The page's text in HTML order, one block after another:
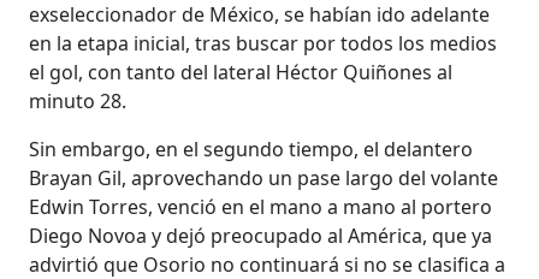
exseleccionador de México, se habían ido adelante
en la etapa inicial, tras buscar por todos los medios
el gol, con tanto del lateral Héctor Quiñones al
minuto 28.
Sin embargo, en el segundo tiempo, el delantero
Brayan Gil, aprovechando un pase largo del volante
Edwin Torres, venció en el mano a mano al portero
Diego Novoa y dejó preocupado al América, que ya
advirtió que Osorio no continuará si no se clasifica a